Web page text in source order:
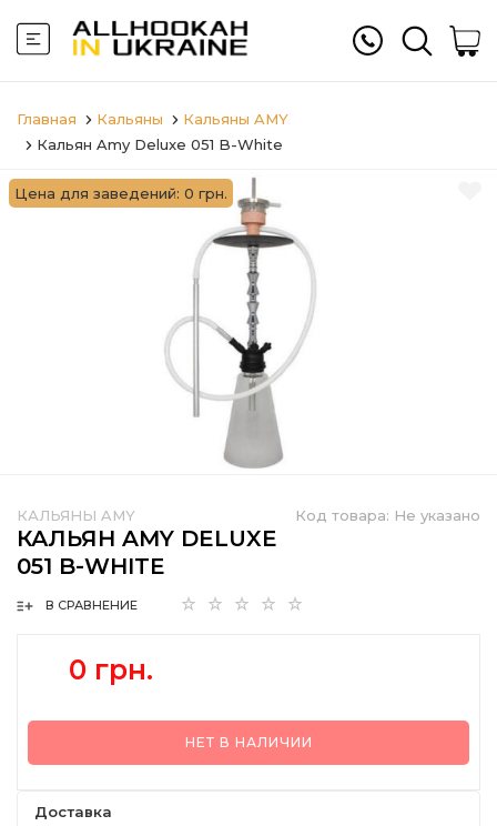
Главная Кальяны
Кальяны AMY
Кальян Amy Deluxe 051 B-White
Цена для заведений: 0 грн.
Код товара: Не указано
КАЛЬЯНЫ AMY
КАЛЬЯН AMY DELUXE
051 B-WHITE
В СРАВНЕНИЕ
0 грн.
НЕТ В НАЛИЧИИ
Доставка